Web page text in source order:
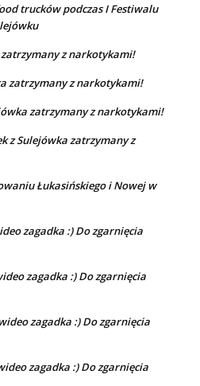
trucków podczas I Festiwalu
zatrzymany z narkotykami!
zatrzymany z narkotykami!
zatrzymany z narkotykami!
z Sulejówka zatrzymany z
Łukasińskiego i Nowej w
zagadka :) Do zgarnięcia
zagadka :) Do zgarnięcia
zagadka :) Do zgarnięcia
zagadka :) Do zgarnięcia